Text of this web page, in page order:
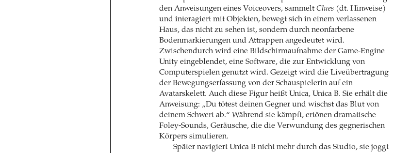
den Anweisungen eines Voiceovers, sammelt Clues(dt. Hinweise)
und interagiert mit Objekten, bewegt sich in einem verlassenen
Haus, das nicht zu sehen ist, sondern durch neonfarbene
Bodenmarkierungen und Attrappen angedeutet wird.
Zwischendurch wird eine Bildschirmaufnahme der Game-Engine
Unity eingeblendet, eine Software, die zur Entwicklung von
Computerspielen genutzt wird. Gezeigt wird die Liveübertragung
der Bewegungserfassung von der Schauspielerin auf ein
Avatarskelett. Auch diese Figur heißt Unica, Unica B. Sie erhält die
Anweisung: „Du tötest deinen Gegner und wischst das Blut von
deinem Schwert ab.“ Während sie kämpft, ertönen dramatische
Foley-Sounds, Geräusche, die die Verwundung des gegnerischen
Körpers simulieren.
Später navigiert Unica B nicht mehr durch das Studio, sie joggt